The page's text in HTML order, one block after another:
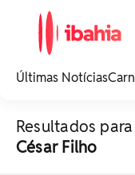
noticias e
Últimas Notícias
Resultados
César Filho